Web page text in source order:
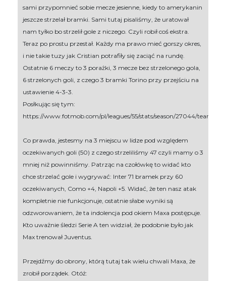
sami przypomnieć sobie mecze jesienne, kiedy to amerykanin
jeszcze strzelał bramki. Sami tutaj pisaliśmy, że uratował
nam tyłko bo strzelił gole z niczego. Czyli robił coś ekstra.
Teraz po prostu przestał. Każdy ma prawo mieć gorszy okres,
i nie takie tuzy jak Cristian potrafiły się zaciąć na rundę.
Ostatnie 6 meczy to 3 porażki, 3 mecze bez strzelonego gola,
6 strzelonych goli, z czego 3 bramki Torino przy przejściu na
ustawienie 4-3-3.
Posłkując się tym:
https://www.fotmob.com/pl/leagues/55/stats/season/27044/teams/
Co prawda, jestesmy na 3 miejscu w lidze pod względem
oczekiwanych goli (50) z czego strzeliliśmy 47 czyli mamy o 3
mniej niż powinniśmy. Patrząc na czołówkę to widać kto
chce strzelać gole i wygrywać: Inter 71 bramek przy 60
oczekiwanych, Como +4, Napoli +5. Widać, że ten nasz atak
kompletnie nie funkcjonuje, ostatnie słabe wyniki są
odzworowaniem, że ta indolencja pod okiem Maxa postępuje.
Kto uważnie śledzi Serie A ten widział, że podobnie było jak
Max trenował Juventus.
Przejdźmy do obrony, którą tutaj tak wielu chwali Maxa, że
zrobił porządek. Otóż: